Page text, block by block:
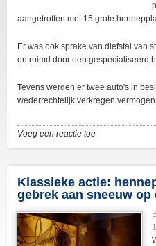
aangetroffen met 15 grote
Er was ook sprake van diefstal van
ontruimd door een gespecialiseerd
Tevens werden er twee auto's in
wederrechtelijk verkregen
Voeg een reactie toe
Klassieke actie:
gebrek aan sneeuw op